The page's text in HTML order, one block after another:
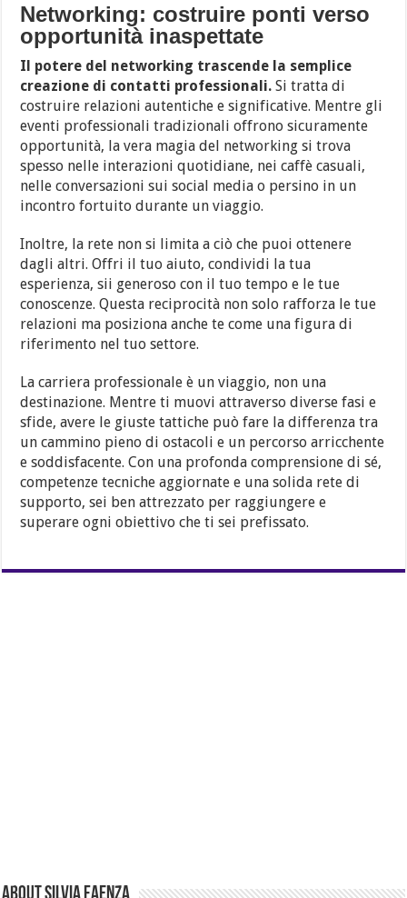
Networking: costruire ponti verso
opportunità inaspettate
Il potere del networking trascende la semplice
creazione di contatti professionali. Si tratta di
costruire relazioni autentiche e significative. Mentre gli
eventi professionali tradizionali offrono sicuramente
opportunità, la vera magia del networking si trova
spesso nelle interazioni quotidiane, nei caffè casuali,
nelle conversazioni sui social media o persino in un
incontro fortuito durante un viaggio.
Inoltre, la rete non si limita a ciò che puoi ottenere
dagli altri. Offri il tuo aiuto, condividi la tua
esperienza, sii generoso con il tuo tempo e le tue
conoscenze. Questa reciprocità non solo rafforza le tue
relazioni ma posiziona anche te come una figura di
riferimento nel tuo settore.
La carriera professionale è un viaggio, non una
destinazione. Mentre ti muovi attraverso diverse fasi e
sfide, avere le giuste tattiche può fare la differenza tra
un cammino pieno di ostacoli e un percorso arricchente
e soddisfacente. Con una profonda comprensione di sé,
competenze tecniche aggiornate e una solida rete di
supporto, sei ben attrezzato per raggiungere e
superare ogni obiettivo che ti sei prefissato.